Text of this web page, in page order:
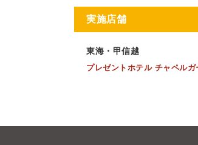
実施店舗
東海・甲信越
プレゼントホテル チャペル